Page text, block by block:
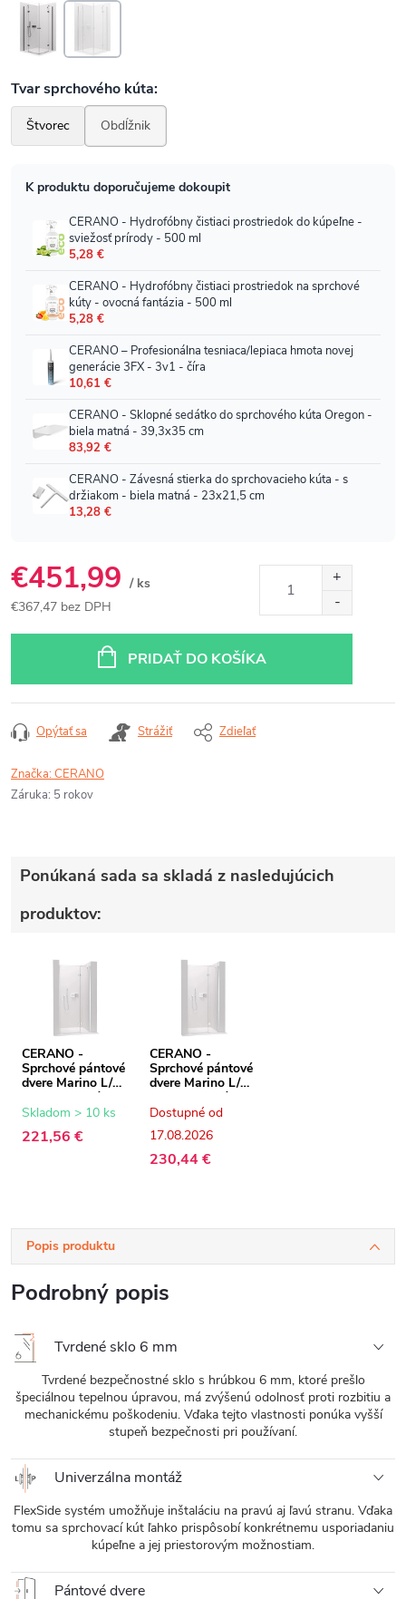
€451,99 / ks
€367,47 bez DPH
PRIDAŤ DO KOŠÍKA
Opýtať sa Strážiť Zdieľať
Značka:CERANO
Záruka: 5 rokov
Ponúkaná sada sa skladá z nasledujúcich
produktov:
CERANO -
Sprchové pántové
dvere Marino L/P
- 6 mm - chróm,
transparentné
cm
Skladom > 10 ks
221,56 €
CERANO -
Sprchové pántové
dvere Marino L/P
- 6 mm - chróm,
transparentné
sklo - 110x190
cm
Dostupné od
17.08.2026
230,44 €
Popis produktu
Podrobný popis
Tvrdené sklo 6 mm
Tvrdené bezpečnostné sklo s hrúbkou 6 mm, ktoré prešlo
špeciálnou tepelnou úpravou, má zvýšenú odolnosť proti rozbitiu a
mechanickému poškodeniu. Vďaka tejto vlastnosti ponúka vyšší
stupeň bezpečnosti pri používaní.
Univerzálna montáž
FlexSide systém umožňuje inštaláciu na pravú aj ľavú stranu. Vďaka
tomu sa sprchovací kút ľahko prispôsobí konkrétnemu usporiadaniu
kúpeľne a jej priestorovým možnostiam.
Pántové dvere